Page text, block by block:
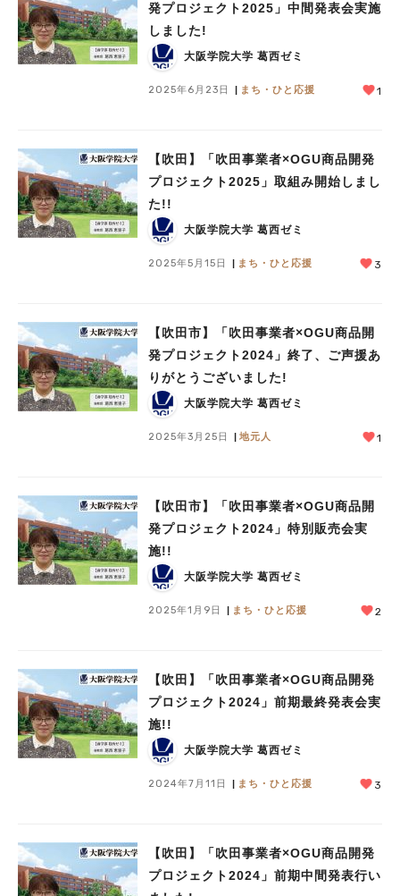
発プロジェクト2025」中間発表会実施
しました!
大阪学院大学 葛西ゼミ
2025年6月23日 まち・ひと応援 1
【吹田】「吹田事業者×OGU商品開発
プロジェクト2025」取組み開始しまし
た!!
大阪学院大学 葛西ゼミ
2025年5月15日 まち・ひと応援 3
【吹田市】「吹田事業者×OGU商品開
発プロジェクト2024」終了、ご声援あ
りがとうございました!
大阪学院大学 葛西ゼミ
2025年3月25日 地元人 1
【吹田市】「吹田事業者×OGU商品開
発プロジェクト2024」特別販売会実
施!!
大阪学院大学 葛西ゼミ
2025年1月9日 まち・ひと応援 2
【吹田】「吹田事業者×OGU商品開発
プロジェクト2024」前期最終発表会実
施!!
大阪学院大学 葛西ゼミ
2024年7月11日 まち・ひと応援 3
【吹田】「吹田事業者×OGU商品開発
プロジェクト2024」前期中間発表行い